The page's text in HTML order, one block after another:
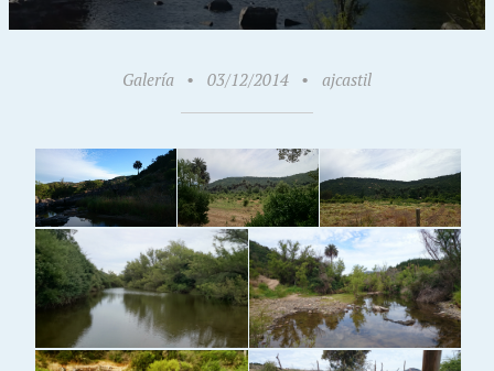
Galería • 03/12/2014 • ajcastil